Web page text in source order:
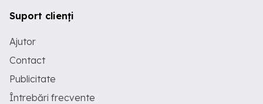
Suport clienți
Ajutor
Contact
Publicitate
Întrebări frecvente